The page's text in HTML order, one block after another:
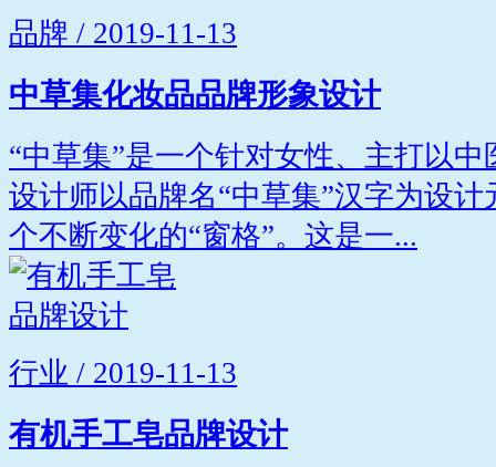
品牌 / 2019-11-13
中草集化妆品品牌形象设计
“中草集”是一个针对女性、主打以
设计师以品牌名“中草集”汉字为设
个不断变化的“窗格”。这是一...
行业 / 2019-11-13
有机手工皂品牌设计